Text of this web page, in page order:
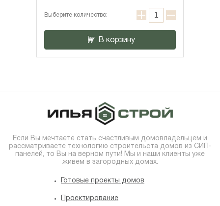
Выберите количество:
В корзину
Если Вы мечтаете стать счастливым домовладельцем и
рассматриваете технологию строительста домов из СИП-
панелей, то Вы на верном пути! Мы и наши клиенты уже
живем в загородных домах.
Готовые проекты домов
Проектирование